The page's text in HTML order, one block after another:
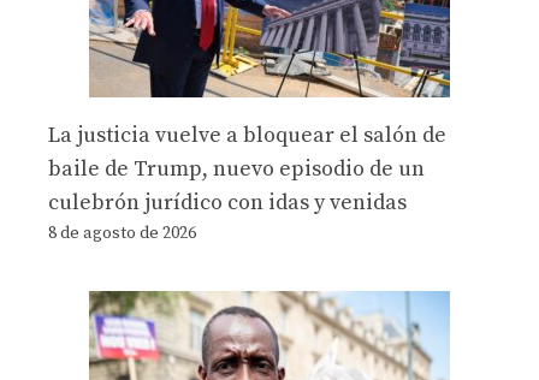
La justicia vuelve a bloquear el salón de
baile de Trump, nuevo episodio de un
culebrón jurídico con idas y venidas
8 de agosto de 2026